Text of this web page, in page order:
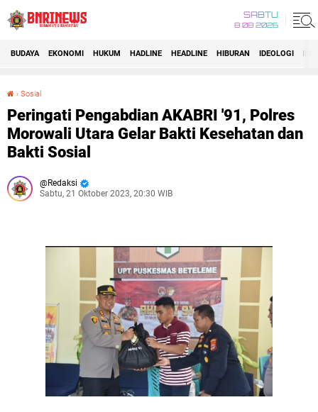
SABTU
8 08 2026
BUDAYA EKONOMI HUKUM HADLINE HEADLINE HIBURAN IDEOLOGI
› Sosial
Peringati Pengabdian AKABRI '91, Polres
Morowali Utara Gelar Bakti Kesehatan dan
Bakti Sosial
Redaksi
Sabtu, 21 Oktober 2023, 20:30 WIB